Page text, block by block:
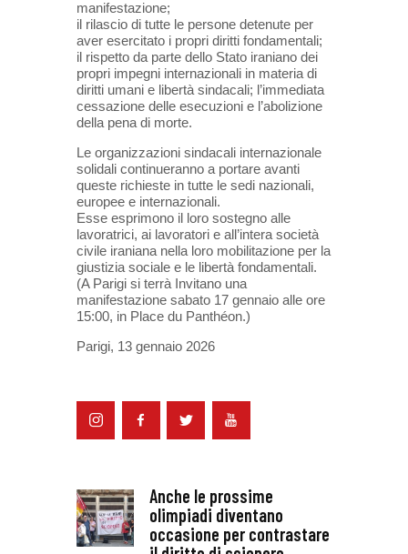
manifestazione;
il rilascio di tutte le persone detenute per
aver esercitato i propri diritti fondamentali;
il rispetto da parte dello Stato iraniano dei
propri impegni internazionali in materia di
diritti umani e libertà sindacali; l’immediata
cessazione delle esecuzioni e l’abolizione
della pena di morte.
Le organizzazioni sindacali internazionale
solidali continueranno a portare avanti
queste richieste in tutte le sedi nazionali,
europee e internazionali.
Esse esprimono il loro sostegno alle
lavoratrici, ai lavoratori e all’intera società
civile iraniana nella loro mobilitazione per la
giustizia sociale e le libertà fondamentali.
(A Parigi si terrà Invitano una
manifestazione sabato 17 gennaio alle ore
15:00, in Place du Panthéon.)
Parigi, 13 gennaio 2026
Anche le prossime
olimpiadi diventano
occasione per contrastare